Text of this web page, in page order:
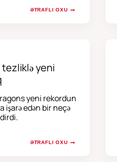
ƏTRAFLI OXU
yeni
yeni rekordun
işarə edən bir neçə
ƏTRAFLI OXU